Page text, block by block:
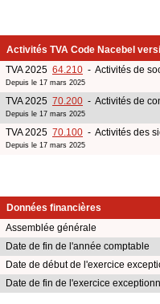
Activités TVA Code Nacebel
TVA 2025 64.210 - Activités de
Depuis le 17 mars 2025
TVA 2025 70.200 - Activités de
Depuis le 17 mars 2025
TVA 2025 70.100 - Activités des
Depuis le 17 mars 2025
Données financières
Assemblée générale
Date de fin de l'année comptable
Date de début de l'exercice
Date de fin de l'exercice